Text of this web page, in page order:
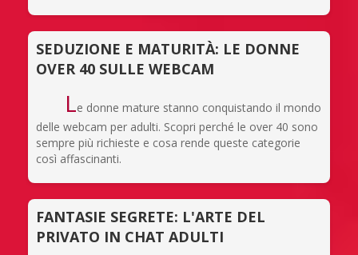
SEDUZIONE E MATURITÀ: LE DONNE
OVER 40 SULLE WEBCAM
Le donne mature stanno conquistando il mondo
delle webcam per adulti. Scopri perché le over 40 sono
sempre più richieste e cosa rende queste categorie
così affascinanti.
FANTASIE SEGRETE: L'ARTE DEL
PRIVATO IN CHAT ADULTI